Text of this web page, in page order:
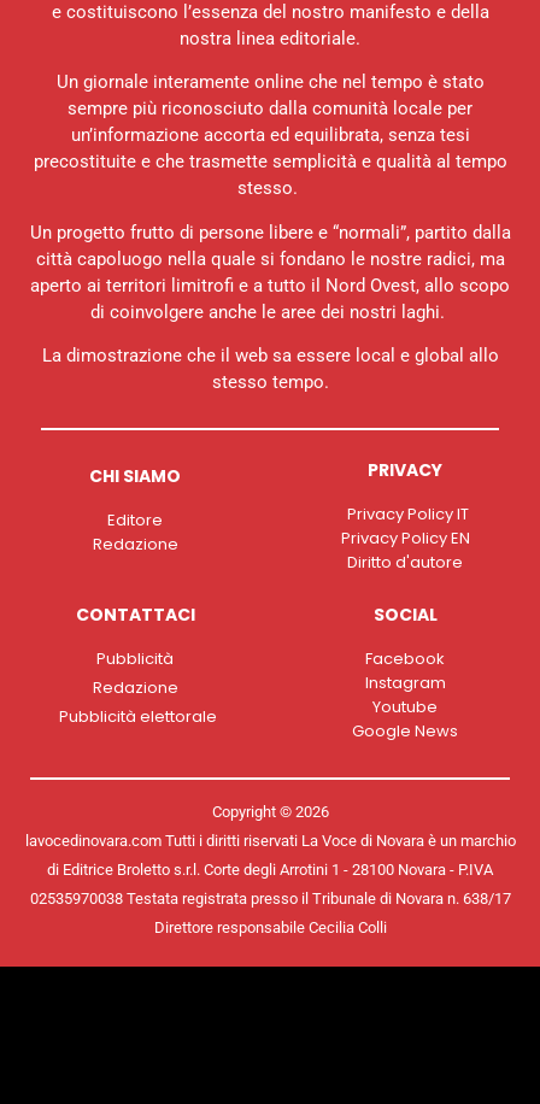
e costituiscono l’essenza del nostro manifesto e della
nostra linea editoriale.
Un giornale interamente online che nel tempo è stato
sempre più riconosciuto dalla comunità locale per
un’informazione accorta ed equilibrata, senza tesi
precostituite e che trasmette semplicità e qualità al tempo
stesso.
Un progetto frutto di persone libere e “normali”, partito dalla
città capoluogo nella quale si fondano le nostre radici, ma
aperto ai territori limitrofi e a tutto il Nord Ovest, allo scopo
di coinvolgere anche le aree dei nostri laghi.
La dimostrazione che il web sa essere local e global allo
stesso tempo.
CHI SIAMO
Editore
Redazione
PRIVACY
Privacy Policy IT
Privacy Policy EN
Diritto d'autore
CONTATTACI
Pubblicità
Redazione
Pubblicità elettorale
SOCIAL
Facebook
Instagram
Youtube
Google News
Copyright © 2026
lavocedinovara.com Tutti i diritti riservati La Voce di Novara è un marchio
di Editrice Broletto s.r.l. Corte degli Arrotini 1 - 28100 Novara - P.IVA
02535970038 Testata registrata presso il Tribunale di Novara n. 638/17
Direttore responsabile Cecilia Colli